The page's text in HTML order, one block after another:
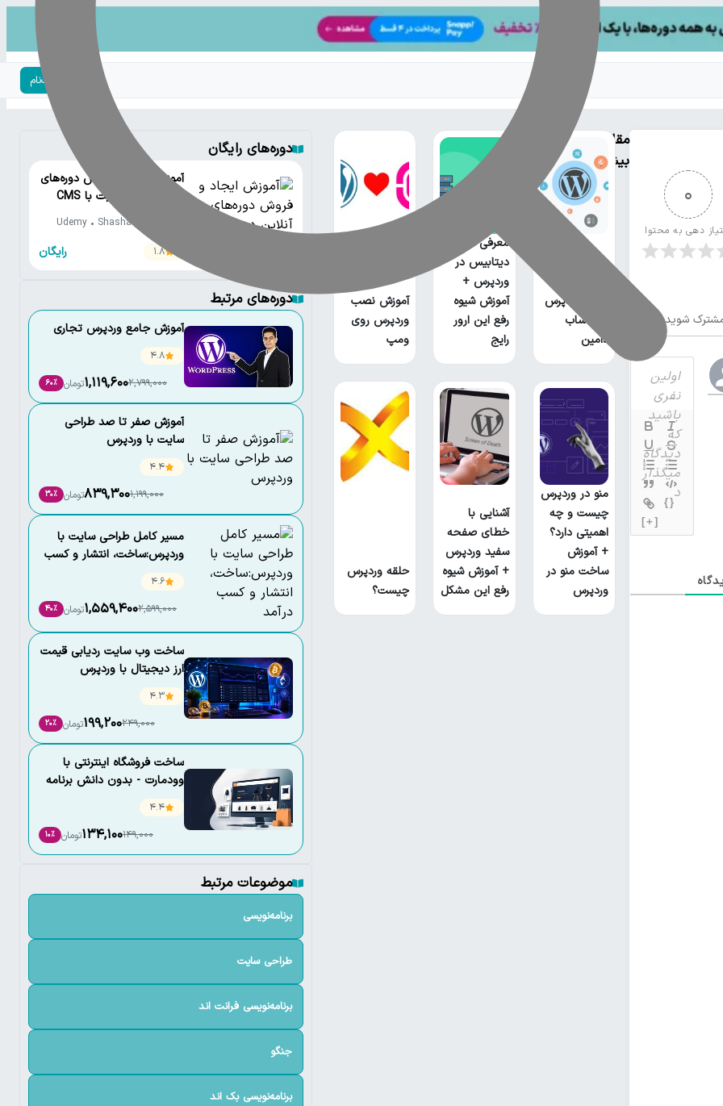
ورود | ثبت‌نام
0
دهی به محتوا
شوید
{}
[+]
مقالات
بیشتر
نصب وردپرس
روی ساب
دامین
معرفی خطای
دیتابیس در
وردپرس +
آموزش شیوه
رفع این ارور
رایج
آموزش نصب
وردپرس روی
ومپ
منو در وردپرس
چیست و چه
اهمیتی دارد؟
+ آموزش
ساخت منو در
وردپرس
آشنایی با
خطای صفحه
سفید وردپرس
+ آموزش شیوه
رفع این مشکل
حلقه وردپرس
چیست؟
دوره‌های رایگان
آموزش ایجاد و فروش دوره‌های
آنلاین در وب‌سایت با CMS
Udemy • Shashank Phatkure
1.8
رایگان
دوره‌های مرتبط
آموزش جامع وردپرس تجاری
4.8
2,799,000
1,119,600تومان 60٪
آموزش صفر تا صد طراحی
سایت با وردپرس
4.4
1,199,000
839,300تومان 30٪
مسیر کامل طراحی سایت با
وردپرس:ساخت، انتشار و کسب
4.6
2,599,000
1,559,400تومان 40٪
ساخت وب سایت ردیابی قیمت
ارز دیجیتال با وردپرس
4.3
249,000
199,200تومان 20٪
ساخت فروشگاه اینترنتی با
وودمارت - بدون دانش برنامه
4.4
149,000
134,100تومان 10٪
موضوعات مرتبط
برنامه‌نویسی
طراحی سایت
برنامه‌نویسی فرانت اند
جنگو
برنامه‌نویسی بک اند